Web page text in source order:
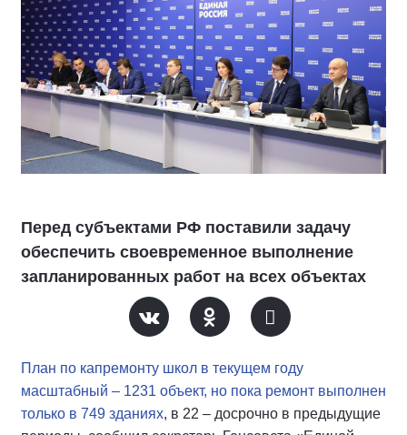
Перед субъектами РФ поставили задачу
обеспечить своевременное выполнение
запланированных работ на всех объектах
План по капремонту школ в текущем году
масштабный – 1231 объект, но пока ремонт выполнен
только в 749 зданиях, в 22 – досрочно в предыдущие